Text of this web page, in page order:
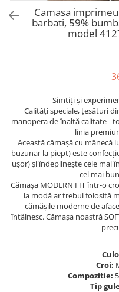
Camasa
barbati, 59%
model
Simțiți și
Calități speciale, țesături
manopera de înaltă calitate -
linia
Această cămașă cu
buzunar la piept) este
ușor) și îndeplinește cele mai
cel mai
Cămașa MODERN FIT într-o
la modă ar trebui folosită
cămășile moderne de
întâlnesc. Cămașa noastră
Croi:
Compozitie:
Tip